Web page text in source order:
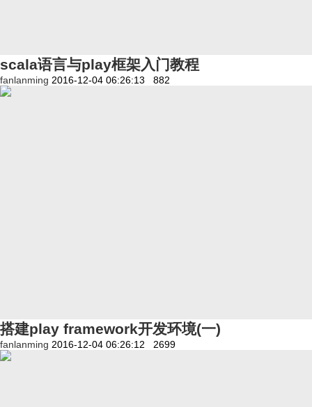
scala语言与play框架入门教程
fanlanming 2016-12-04 06:26:13 882
搭建play framework开发环境(一)
fanlanming 2016-12-04 06:26:12 2699